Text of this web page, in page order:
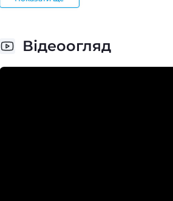
Відеоогляд